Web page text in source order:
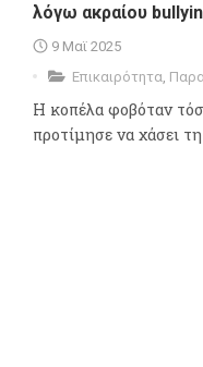
λόγω ακραίου
9 Μαϊ 2025
Επικαιρότητα,
Η κοπέλα φοβόταν
προτίμησε να χάσει